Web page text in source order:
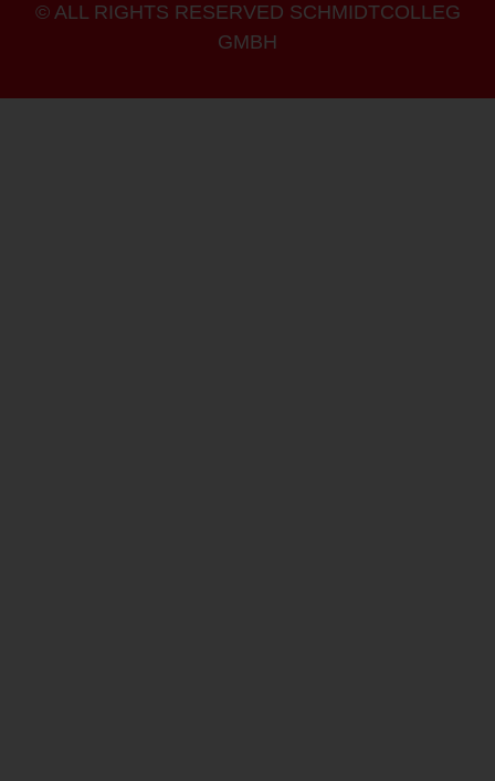
© ALL RIGHTS RESERVED SCHMIDTCOLLEG
GMBH